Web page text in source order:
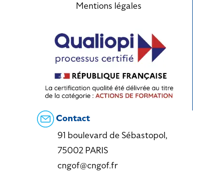
Mentions légales
Contact
91 boulevard de Sébastopol,
75002 PARIS
cngof@cngof.fr